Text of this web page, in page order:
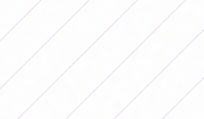
x2, Lu Parente x2, Tiziana,
Pavon)